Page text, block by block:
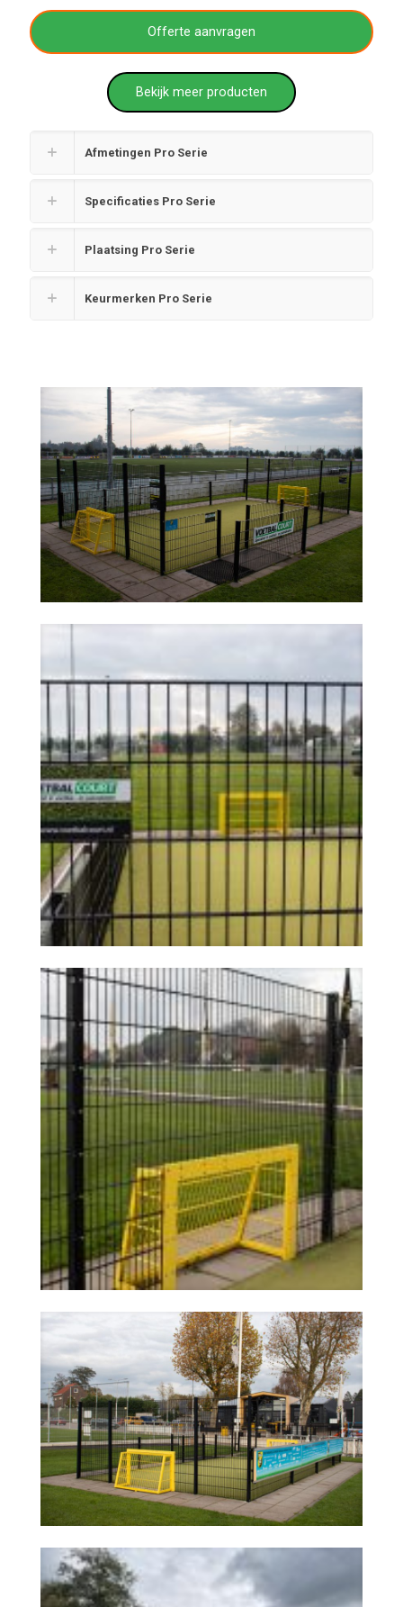
Offerte aanvragen
Bekijk meer producten
Afmetingen Pro Serie
Specificaties Pro Serie
Plaatsing Pro Serie
Keurmerken Pro Serie